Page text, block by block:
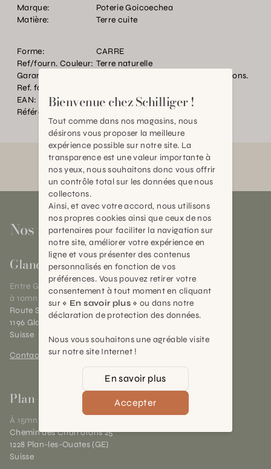
Marque:
Poterie Goicoechea
Matière:
Terre cuite
Forme:
CARRE
Ref/fourn. Couleur: Terre naturelle
Garantie:
2 ans selon nos conseils de plantations.
Ref. fournisseur:
EAN:
2000000137206
Référence:
TC.002954.0000.0000.0059
Nos magasins
Gland
Entre Genève et Lausanne,
à 10mn de Nyon
Route Suisse 40
1196 Gland (VD)
Suisse
Contact et horaires
Plan-les-Ouates
À 15mn du centre de Genève
Chemin des Charrotons 25
1228 Plan-les-Ouates (GE)
Suisse
Bienvenue chez Schilliger !
Tout comme dans nos magasins, nous
désirons vous proposer la meilleure
expérience possible sur notre site. La
transparence est une valeur importante à
nos yeux, nous souhaitons donc vous offrir
un contrôle total sur les données que nous
collectons.
Ainsi, et avec votre accord, nous utilisons
nos propres cookies ainsi que ceux de nos
partenaires pour faciliter la navigation sur
notre site, améliorer votre expérience en
ligne et vous présenter des contenus
personnalisés en fonction de vos
préférences. Vous pouvez retirer votre
consentement à tout moment en cliquant
sur « En savoir plus » ou dans notre
déclaration de protection des données.
Nous vous souhaitons une agréable visite
sur notre site Internet !
En savoir plus
Accepter